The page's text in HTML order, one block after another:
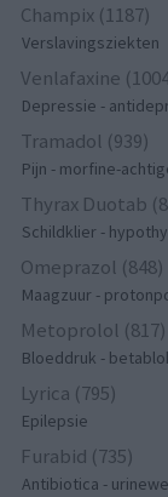
Champix (1187)
Verslavingsziekten
Venlafaxine
Depressie -
Tramadol (939)
Pijn - morfine-
Thyrax Duotab
Schildklier -
Omeprazol (848)
Maagzuur -
Metoprolol (817)
Bloeddruk -
Lyrica (795)
Epilepsie
Furabid (735)
Antibiotica -